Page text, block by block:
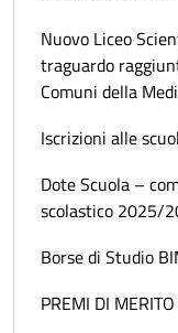
Nuovo Liceo
traguardo
Comuni della
Iscrizioni alle
Dote Scuola –
scolastico 2025/
Borse di Studio
PREMI DI